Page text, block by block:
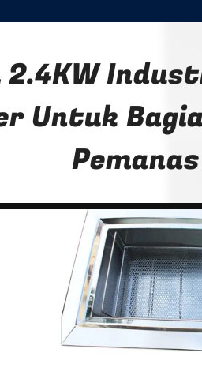
2.4KW
Untuk